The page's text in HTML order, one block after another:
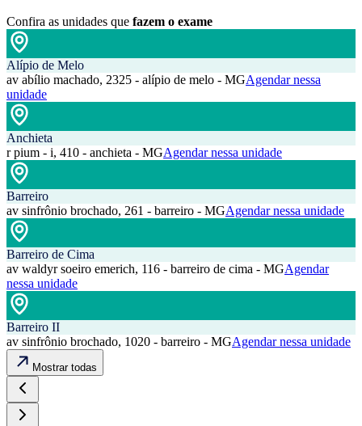
Confira as unidades que fazem o exame
Alípio de Melo
av abílio machado, 2325 - alípio de melo - MGAgendar nessa
unidade
Anchieta
r pium - i, 410 - anchieta - MGAgendar nessa unidade
Barreiro
av sinfrônio brochado, 261 - barreiro - MGAgendar nessa unidade
Barreiro de Cima
av waldyr soeiro emerich, 116 - barreiro de cima - MGAgendar
nessa unidade
Barreiro II
av sinfrônio brochado, 1020 - barreiro - MGAgendar nessa unidade
Mostrar todas